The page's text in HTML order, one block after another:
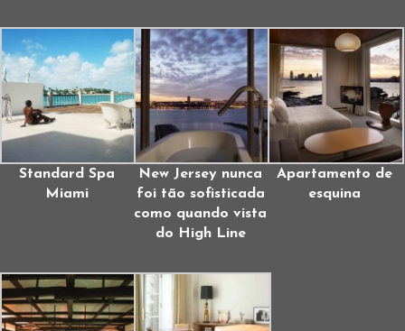
Standard Spa
Miami
New Jersey nunca
foi tão sofisticada
como quando vista
do High Line
Apartamento de
esquina